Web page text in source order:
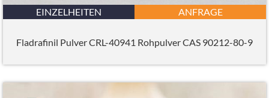
EINZELHEITEN ANFRAGE
Fladrafinil Pulver CRL-40941 Rohpulver CAS 90212-80-9